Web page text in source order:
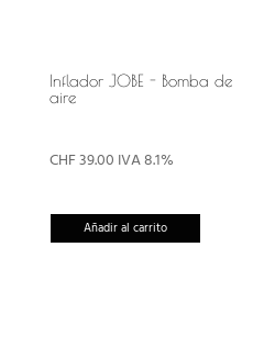
Inflador JOBE - Bomba de
aire
CHF39.00 IVA 8.1%
Añadir al carrito